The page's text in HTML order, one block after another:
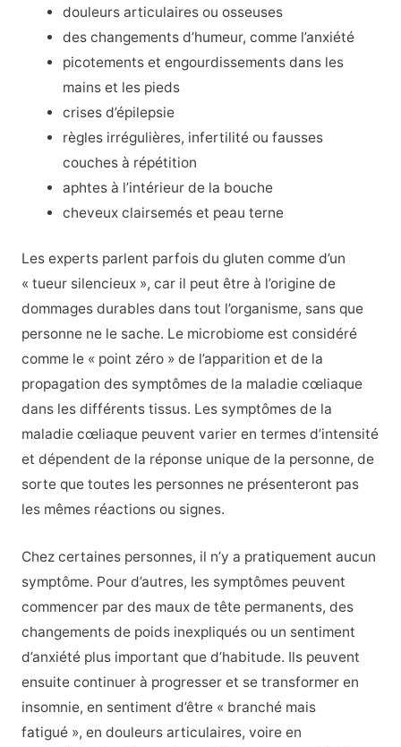
douleurs articulaires ou osseuses
des changements d’humeur, comme l’anxiété
picotements et engourdissements dans les
mains et les pieds
crises d’épilepsie
règles irrégulières, infertilité ou fausses
couches à répétition
aphtes à l’intérieur de la bouche
cheveux clairsemés et peau terne
Les experts parlent parfois du gluten comme d’un
« tueur silencieux », car il peut être à l’origine de
dommages durables dans tout l’organisme, sans que
personne ne le sache. Le microbiome est considéré
comme le « point zéro » de l’apparition et de la
propagation des symptômes de la maladie cœliaque
dans les différents tissus. Les symptômes de la
maladie cœliaque peuvent varier en termes d’intensité
et dépendent de la réponse unique de la personne, de
sorte que toutes les personnes ne présenteront pas
les mêmes réactions ou signes.
Chez certaines personnes, il n’y a pratiquement aucun
symptôme. Pour d’autres, les symptômes peuvent
commencer par des maux de tête permanents, des
changements de poids inexpliqués ou un sentiment
d’anxiété plus important que d’habitude. Ils peuvent
ensuite continuer à progresser et se transformer en
insomnie, en sentiment d’être « branché mais
fatigué », en douleurs articulaires, voire en